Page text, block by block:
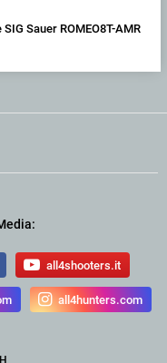
Sauer ROMEO8T-AMR
all4shooters.it
all4hunters.com